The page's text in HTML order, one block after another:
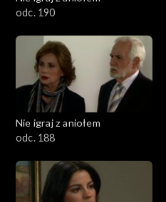
odc. 190
Nie igraj z aniołem
odc. 188